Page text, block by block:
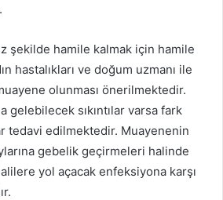
şekilde hamile kalmak için hamile
hastalıkları ve doğum uzmanı ile
olunması önerilmektedir.
gelebilecek sıkıntılar varsa fark
tedavi edilmektedir. Muayenenin
gebelik geçirmeleri halinde
yol açacak enfeksiyona karşı